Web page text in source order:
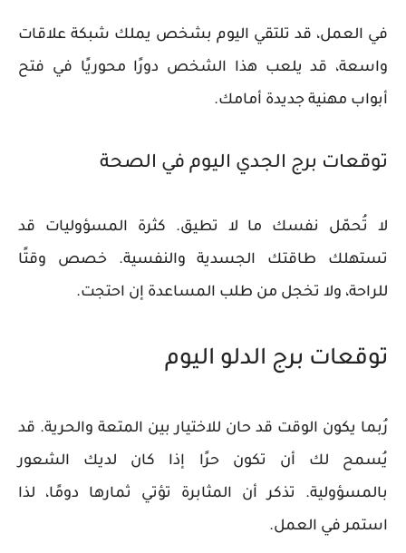
في العمل، قد تلتقي اليوم بشخص يملك شبكة علاقات
واسعة، قد يلعب هذا الشخص دورًا محوريًا في فتح
أبواب مهنية جديدة أمامك.
توقعات برج الجدي اليوم في الصحة
لا تُحمّل نفسك ما لا تطيق. كثرة المسؤوليات قد
تستهلك طاقتك الجسدية والنفسية. خصص وقتًا
للراحة، ولا تخجل من طلب المساعدة إن احتجت.
توقعات برج الدلو اليوم
رُبما يكون الوقت قد حان للاختيار بين المتعة والحرية. قد
يُسمح لك أن تكون حرًا إذا كان لديك الشعور
بالمسؤولية. تذكر أن المثابرة تؤتي ثمارها دومًا، لذا
استمر في العمل.